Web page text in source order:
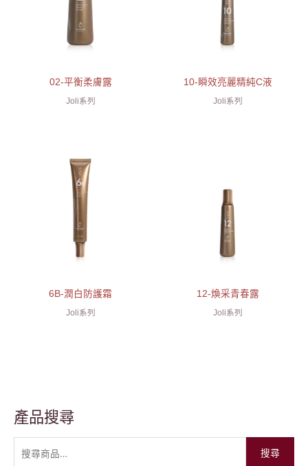
產品搜尋
搜
尋
關
搜尋
02-平衡柔膚露
Joli系列
10-瞬效亮麗精純C液
Joli系列
6B-潤白防護霜
Joli系列
12-煥采青春露
Joli系列